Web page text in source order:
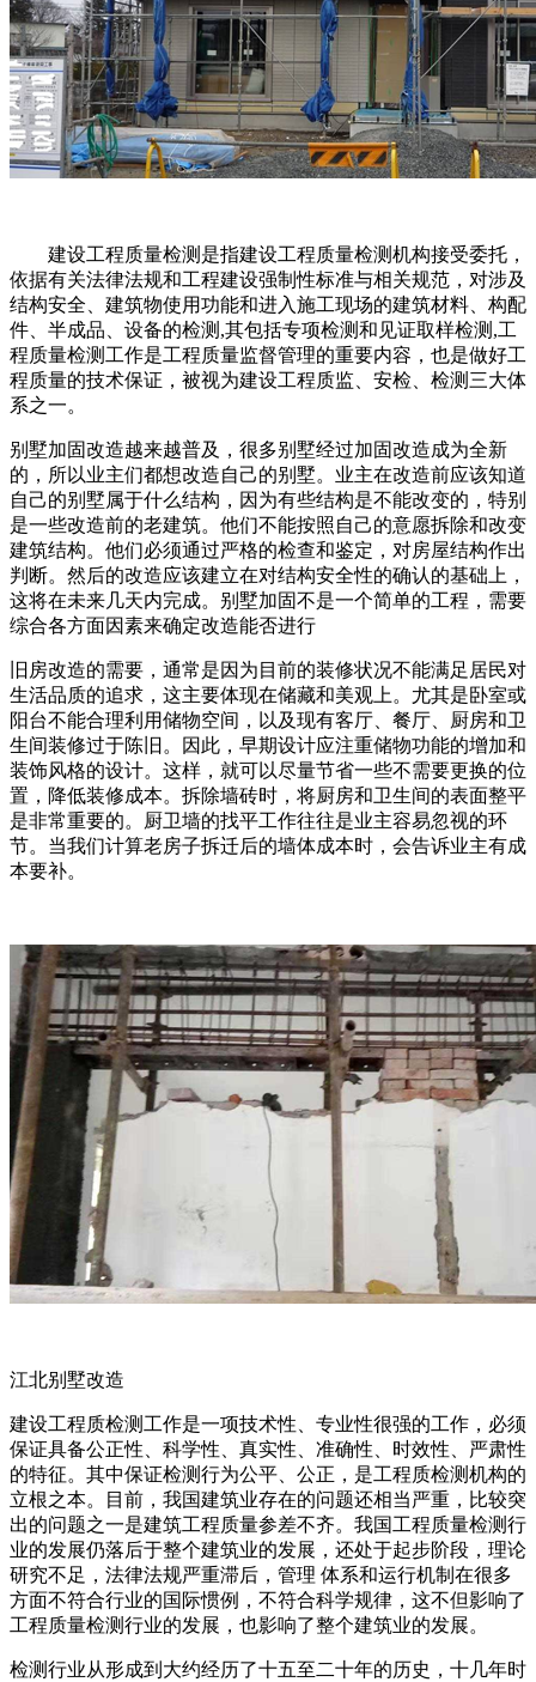
建设工程质量检测是指建设工程质量检测机构接受委托，
依据有关法律法规和工程建设强制性标准与相关规范，对涉及
结构安全、建筑物使用功能和进入施工现场的建筑材料、构配
件、半成品、设备的检测,其包括专项检测和见证取样检测,工
程质量检测工作是工程质量监督管理的重要内容，也是做好工
程质量的技术保证，被视为建设工程质监、安检、检测三大体
系之一。
别墅加固改造越来越普及，很多别墅经过加固改造成为全新
的，所以业主们都想改造自己的别墅。业主在改造前应该知道
自己的别墅属于什么结构，因为有些结构是不能改变的，特别
是一些改造前的老建筑。他们不能按照自己的意愿拆除和改变
建筑结构。他们必须通过严格的检查和鉴定，对房屋结构作出
判断。然后的改造应该建立在对结构安全性的确认的基础上，
这将在未来几天内完成。别墅加固不是一个简单的工程，需要
综合各方面因素来确定改造能否进行
旧房改造的需要，通常是因为目前的装修状况不能满足居民对
生活品质的追求，这主要体现在储藏和美观上。尤其是卧室或
阳台不能合理利用储物空间，以及现有客厅、餐厅、厨房和卫
生间装修过于陈旧。因此，早期设计应注重储物功能的增加和
装饰风格的设计。这样，就可以尽量节省一些不需要更换的位
置，降低装修成本。拆除墙砖时，将厨房和卫生间的表面整平
是非常重要的。厨卫墙的找平工作往往是业主容易忽视的环
节。当我们计算老房子拆迁后的墙体成本时，会告诉业主有成
本要补。
江北别墅改造
建设工程质检测工作是一项技术性、专业性很强的工作，必须
保证具备公正性、科学性、真实性、准确性、时效性、严肃性
的特征。其中保证检测行为公平、公正，是工程质检测机构的
立根之本。目前，我国建筑业存在的问题还相当严重，比较突
出的问题之一是建筑工程质量参差不齐。我国工程质量检测行
业的发展仍落后于整个建筑业的发展，还处于起步阶段，理论
研究不足，法律法规严重滞后，管理 体系和运行机制在很多
方面不符合行业的国际惯例，不符合科学规律，这不但影响了
工程质量检测行业的发展，也影响了整个建筑业的发展。
检测行业从形成到大约经历了十五至二十年的历史，十几年时